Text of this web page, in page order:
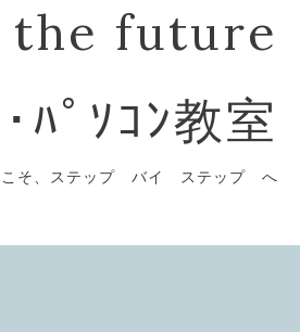
the future
ﾊﾟｿｺﾝ教室
こそ、ステップ バイ ステップ へ